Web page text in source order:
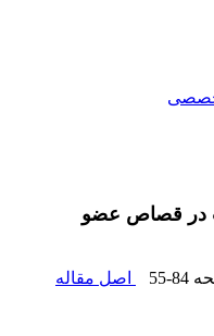
در قصاص عضو
55-84
اصل مقاله